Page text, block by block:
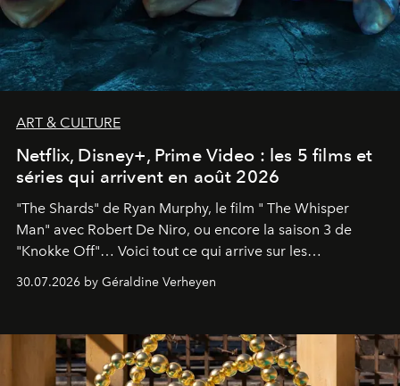
ART & CULTURE
Netflix, Disney+, Prime Video : les 5 films et
séries qui arrivent en août 2026
"The Shards" de Ryan Murphy, le film " The Whisper
Man" avec Robert De Niro, ou encore la saison 3 de
"Knokke Off"… Voici tout ce qui arrive sur les
plateformes de streaming en août 2026.
30.07.2026 by Géraldine Verheyen